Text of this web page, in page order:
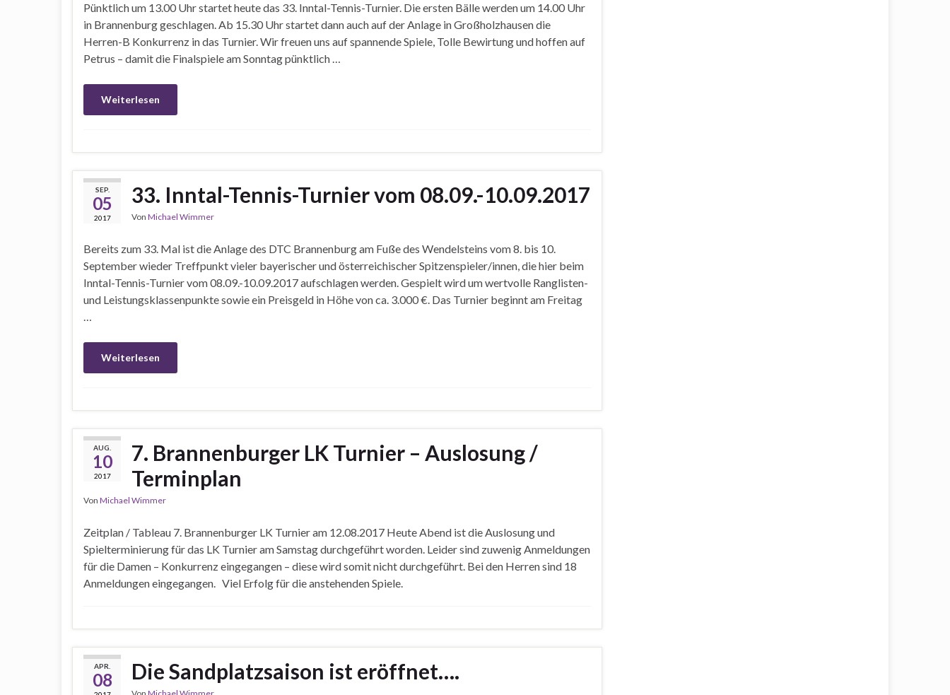
Pünktlich um 13.00 Uhr startet heute das 33. Inntal-Tennis-Turnier. Die ersten Bälle werden um 14.00 Uhr
in Brannenburg geschlagen. Ab 15.30 Uhr startet dann auch auf der Anlage in Großholzhausen die
Herren-B Konkurrenz in das Turnier. Wir freuen uns auf spannende Spiele, Tolle Bewirtung und hoffen auf
Petrus – damit die Finalspiele am Sonntag pünktlich …
Weiterlesen
SEP.
05
2017
33. Inntal-Tennis-Turnier vom 08.09.-10.09.2017
Von Michael Wimmer
Bereits zum 33. Mal ist die Anlage des DTC Brannenburg am Fuße des Wendelsteins vom 8. bis 10.
September wieder Treffpunkt vieler bayerischer und österreichischer Spitzenspieler/innen, die hier beim
Inntal-Tennis-Turnier vom 08.09.-10.09.2017 aufschlagen werden. Gespielt wird um wertvolle Ranglisten-
und Leistungsklassenpunkte sowie ein Preisgeld in Höhe von ca. 3.000 €. Das Turnier beginnt am Freitag
…
Weiterlesen
AUG.
10
2017
7. Brannenburger LK Turnier – Auslosung /
Terminplan
Von Michael Wimmer
Zeitplan / Tableau 7. Brannenburger LK Turnier am 12.08.2017 Heute Abend ist die Auslosung und
Spielterminierung für das LK Turnier am Samstag durchgeführt worden. Leider sind zuwenig Anmeldungen
für die Damen – Konkurrenz eingegangen – diese wird somit nicht durchgeführt. Bei den Herren sind 18
Anmeldungen eingegangen. Viel Erfolg für die anstehenden Spiele.
APR.
08 Die Sandplatzsaison ist eröffnet….